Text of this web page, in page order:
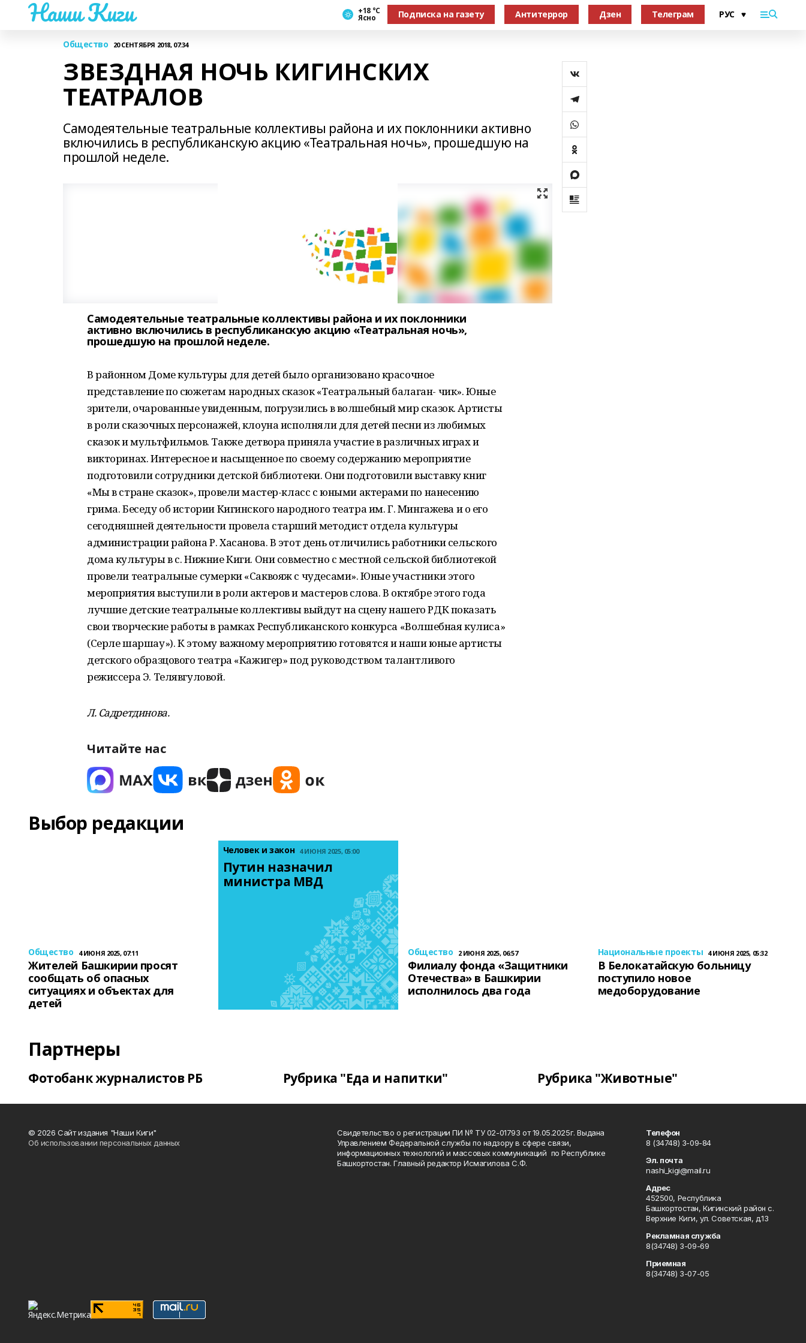
Наши Киги +18 °С
Ясно Подписка на газету Антитеррор Дзен Телеграм
Общество 20 СЕНТЯБРЯ 2018, 07:34
ЗВЕЗДНАЯ НОЧЬ КИГИНСКИХ
ТЕАТРАЛОВ
Самодеятельные театральные коллективы района и их поклонники активно
включились в республиканскую акцию «Театральная ночь», прошедшую на
прошлой неделе.
Самодеятельные театральные коллективы района и их поклонники
активно включились в республиканскую акцию «Театральная ночь»,
прошедшую на прошлой неделе.
В районном Доме культуры для детей было организовано красочное
представление по сюжетам народных сказок «Театральный балаган- чик». Юные
зрители, очарованные увиденным, погрузились в волшебный мир сказок. Артисты
в роли сказочных персонажей, клоуна исполняли для детей песни из любимых
сказок и мультфильмов. Также детвора приняла участие в различных играх и
викторинах. Интересное и насыщенное по своему содержанию мероприятие
подготовили сотрудники детской библиотеки. Они подготовили выставку книг
«Мы в стране сказок», провели мастер-класс с юными актерами по нанесению
грима. Беседу об истории Кигинского народного театра им. Г. Мингажева и о его
сегодняшней деятельности провела старший методист отдела культуры
администрации района Р. Хасанова. В этот день отличились работники сельского
дома культуры в с. Нижние Киги. Они совместно с местной сельской библиотекой
провели театральные сумерки «Саквояж с чудесами». Юные участники этого
мероприятия выступили в роли актеров и мастеров слова. В октябре этого года
лучшие детские театральные коллективы выйдут на сцену нашего РДК показать
свои творческие работы в рамках Республиканского конкурса «Волшебная кулиса»
(Серле шаршау»). К этому важному мероприятию готовятся и наши юные артисты
детского образцового театра «Кажигер» под руководством талантливого
режиссера Э. Телявгуловой.
Л. Садретдинова.
Читайте нас
Выбор редакции
Общество 4 ИЮНЯ 2025, 07:11
Жителей Башкирии просят
сообщать об опасных
ситуациях и объектах для
детей
Человек и закон 4 ИЮНЯ 2025, 05:00
Путин назначил
министра МВД
Общество 2 ИЮНЯ 2025, 06:57
Филиалу фонда «Защитники
Отечества» в Башкирии
исполнилось два года
Национальные проекты 4 ИЮНЯ 2025, 05:32
В Белокатайскую больницу
поступило новое
медоборудование
Партнеры
Фотобанк журналистов РБ Рубрика "Еда и напитки" Рубрика "Животные"
© 2026 Сайт издания "Наши Киги"
Об использовании персональных данных
Свидетельство о регистрации ПИ № ТУ 02-01793 от 19.05.2025г. Выдана
Управлением Федеральной службы по надзору в сфере связи,
информационных технологий и массовых коммуникаций по Республике
Башкортостан. Главный редактор Исмагилова С.Ф.
Телефон
8 (34748) 3-09-84
Эл. почта
nashi_kigi@mail.ru
Адрес
452500, Республика
Башкортостан, Кигинский район с.
Верхние Киги, ул. Советская, д.13
Рекламная служба
8(34748) 3-09-69
Приемная
8(34748) 3-07-05